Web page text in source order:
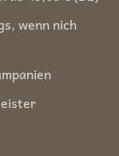
wenn nich